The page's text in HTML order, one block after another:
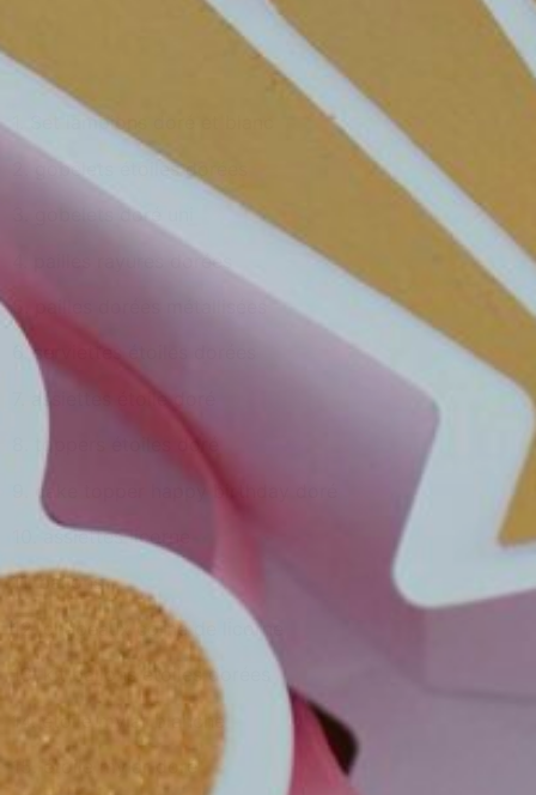
1. Set lampions doré et blanc
2. gobelets étoiles dorées
3. gobelets doré uni
4. pailles rayures dorées
5. pailles dorées métallisées
6. serviettes étoiles dorées
7. assiettes étoile doré
8. toppers étoiles doré
9. cake topper happy birthday doré
10. assiettes licorne
11. ballons
12. chapeaux corne de licorne
13. kit ballons étoiles dorées
14. étoile mylar blanche
15. étoile mylar doré